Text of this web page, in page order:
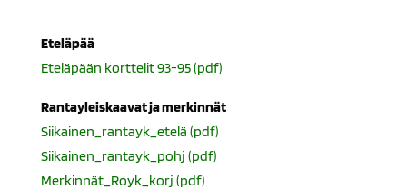
Eteläpää
Eteläpään korttelit 93-95 (pdf)
Rantayleiskaavat ja merkinnät
Siikainen_rantayk_etelä (pdf)
Siikainen_rantayk_pohj (pdf)
Merkinnät_Royk_korj (pdf)